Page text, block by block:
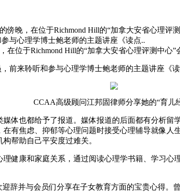
傍晚，在位于Richmond Hill的“加拿大安省心理
与心理学博士鲍老师的主题讲座《读点..
在位于Richmond Hill的“加拿大安省心理评测中心
前来聆听和参与心理学博士鲍老师的主题讲座《
CCAA高级顾问江邦固律师分享她的“育儿
体也都给予了报道。媒体报道的后面都有分析
有焦虑、抑郁等心理问题时接受心理辅导就像
帮助自己平安度过难关。
健康和家庭关系，通过阅读心理学书籍、学习
辞并与会员们分享在子女教育方面的宝贵心得。